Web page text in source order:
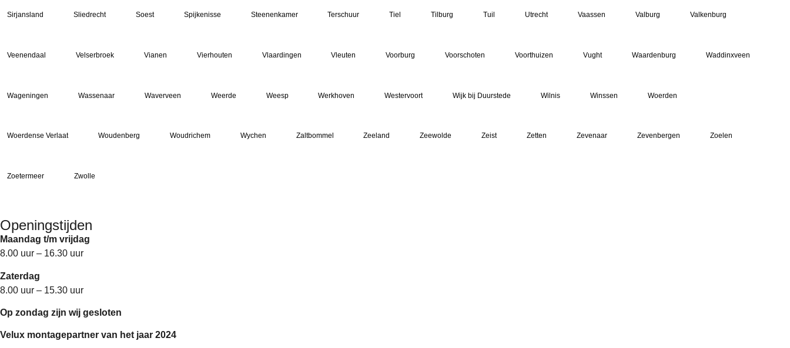
Sirjansland Sliedrecht Soest Spijkenisse Steenenkamer Terschuur Tiel Tilburg Tuil Utrecht Vaassen Valburg Valkenburg
Veenendaal Velserbroek Vianen Vierhouten Vlaardingen Vleuten Voorburg Voorschoten Voorthuizen Vught Waardenburg Waddinxveen
Wageningen Wassenaar Waverveen Weerde Weesp Werkhoven Westervoort Wijk bij Duurstede Wilnis Winssen Woerden
Woerdense Verlaat Woudenberg Woudrichem Wychen Zaltbommel Zeeland Zeewolde Zeist Zetten Zevenaar Zevenbergen Zoelen
Zoetermeer Zwolle
Openingstijden
Maandag t/m vrijdag
8.00 uur – 16.30 uur
Zaterdag
8.00 uur – 15.30 uur
Op zondag zijn wij gesloten
Velux montagepartner van het jaar 2024